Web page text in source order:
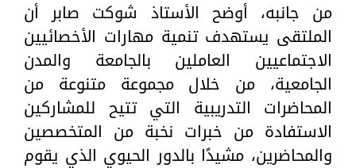
من جانبه، أوضح الأستاذ شوكت صابر أن
الملتقى يستهدف تنمية مهارات الأخصائيين
الاجتماعيين العاملين بالجامعة والمدن
الجامعية، من خلال مجموعة متنوعة من
المحاضرات التدريبية التي تتيح للمشاركين
الاستفادة من خبرات نخبة من المتخصصين
والمحاضرين، مشيدًا بالدور الحيوي الذي يقوم